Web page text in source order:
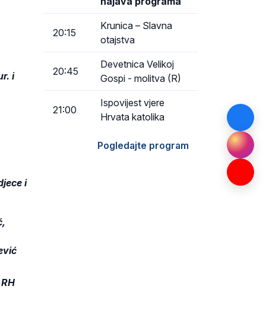
i
i
20:15
Krunica – Slavna
otajstva
20:45
Devetnica Velikoj
Gospi - molitva (R)
21:00
Ispovijest vjere
Hrvata katolika
Pogledajte program